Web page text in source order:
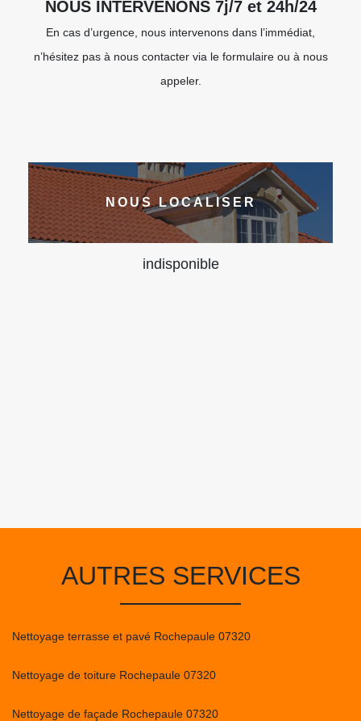
NOUS INTERVENONS 7j/7 et 24h/24
En cas d’urgence, nous intervenons dans l’immédiat,
n’hésitez pas à nous contacter via le formulaire ou à nous
appeler.
NOUS LOCALISER
indisponible
AUTRES SERVICES
Nettoyage terrasse et pavé Rochepaule 07320
Nettoyage de toiture Rochepaule 07320
Nettoyage de façade Rochepaule 07320